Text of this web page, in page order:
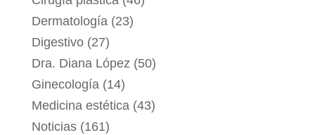
Dermatología(23)
Digestivo(27)
Dra. Diana López (50)
Ginecología(14)
Medicina estética(43)
Noticias(161)